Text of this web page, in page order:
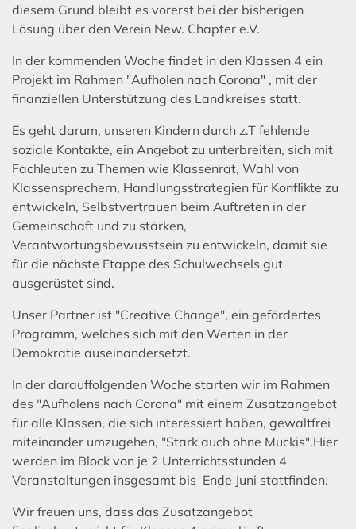
diesem Grund bleibt es vorerst bei der bisherigen
Lösung über den Verein New. Chapter e.V.
In der kommenden Woche findet in den Klassen 4 ein
Projekt im Rahmen "Aufholen nach Corona" , mit der
finanziellen Unterstützung des Landkreises statt.
Es geht darum, unseren Kindern durch z.T fehlende
soziale Kontakte, ein Angebot zu unterbreiten, sich mit
Fachleuten zu Themen wie Klassenrat, Wahl von
Klassensprechern, Handlungsstrategien für Konflikte zu
entwickeln, Selbstvertrauen beim Auftreten in der
Gemeinschaft und zu stärken,
Verantwortungsbewusstsein zu entwickeln, damit sie
für die nächste Etappe des Schulwechsels gut
ausgerüstet sind.
Unser Partner ist "Creative Change", ein gefördertes
Programm, welches sich mit den Werten in der
Demokratie auseinandersetzt.
In der darauffolgenden Woche starten wir im Rahmen
des "Aufholens nach Corona" mit einem Zusatzangebot
für alle Klassen, die sich interessiert haben, gewaltfrei
miteinander umzugehen, "Stark auch ohne Muckis".Hier
werden im Block von je 2 Unterrichtsstunden 4
Veranstaltungen insgesamt bis Ende Juni stattfinden.
Wir freuen uns, dass das Zusatzangebot